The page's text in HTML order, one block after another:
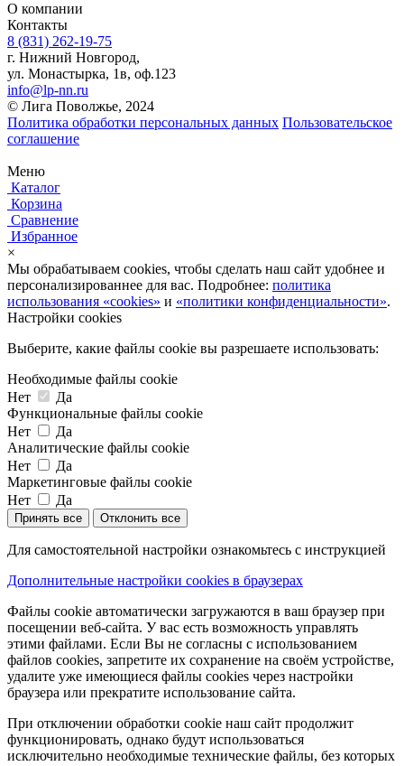
О компании
Контакты
8 (831) 262-19-75
г. Нижний Новгород,
ул. Монастырка, 1в, оф.123
info@lp-nn.ru
© Лига Поволжье, 2024
Политика обработки персональных данных Пользовательское
соглашение
Меню
Каталог
Корзина
Сравнение
Избранное
×
Мы обрабатываем cookies, чтобы сделать наш сайт удобнее и
персонализированнее для вас. Подробнее: политика
использования «cookies» и «политики конфиденциальности».
Настройки cookies
Выберите, какие файлы cookie вы разрешаете использовать:
Необходимые файлы cookie
Нет
Да
Функциональные файлы cookie
Нет
Да
Аналитические файлы cookie
Нет
Да
Маркетинговые файлы cookie
Нет
Да
Принять все Отклонить все
Для самостоятельной настройки ознакомьтесь с инструкцией
Дополнительные настройки cookies в браузерах
Файлы cookie автоматически загружаются в ваш браузер при
посещении веб-сайта. У вас есть возможность управлять
этими файлами. Если Вы не согласны с использованием
файлов cookies, запретите их сохранение на своём устройстве,
удалите уже имеющиеся файлы cookies через настройки
браузера или прекратите использование сайта.
При отключении обработки cookie наш сайт продолжит
функционировать, однако будут использоваться
исключительно необходимые технические файлы, без которых